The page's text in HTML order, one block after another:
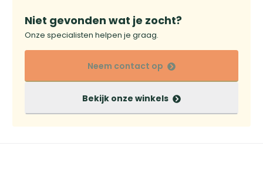
Niet gevonden wat je zocht?
Onze specialisten helpen je graag.
Neem contact op
Bekijk onze winkels